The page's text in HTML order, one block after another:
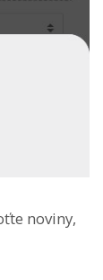
noviny,